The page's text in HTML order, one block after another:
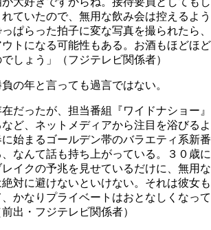
ていたので、無用な飲み会は控えるよう
ぱらった拍子に変な写真を撮られたら、
トになる可能性もある。お酒もほどほど
しょう」（フジテレビ関係者）
の年と言っても過言ではない。
在だったが、担当番組『ワイドナショー』
ど、ネットメディアから注目を浴びるよ
始まるゴールデン帯のバラエティ系新番
なんて話も持ち上がっている。３０歳に
イクの予兆を見せているだけに、無用な
対に避けないといけない。それは彼女も
かなりプライベートはおとなしくなって
出・フジテレビ関係者）